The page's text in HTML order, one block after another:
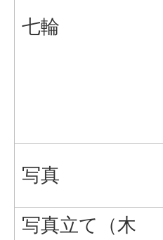
七輪
写真
写真立て（木